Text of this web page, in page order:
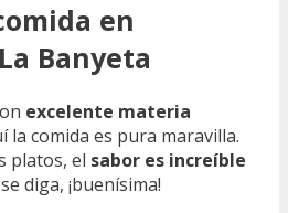
en
Banyeta
excelente materia
la comida es pura maravilla.
platos, el sabor es increíble
diga, ¡buenísima!